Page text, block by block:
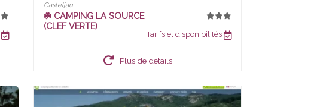
Casteljau
☘️ CAMPING LA SOURCE
(CLEF VERTE)
Tarifs et disponibilités
Plus de détails